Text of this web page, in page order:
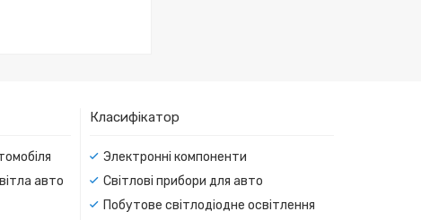
авто
Класифікатор
Электронні компоненти
Світлові прибори для авто
Побутове світлодіодне освітлення